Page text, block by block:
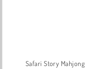
Safari Story Mahjong